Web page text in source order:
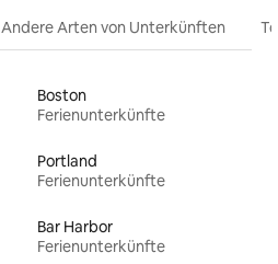
Andere Arten von Unterkünften
Boston
Ferienunterkünfte
Portland
Ferienunterkünfte
Bar Harbor
Ferienunterkünfte